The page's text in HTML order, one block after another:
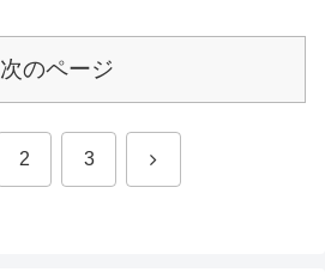
次のページ
2 3 次